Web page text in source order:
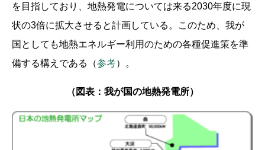
を目指しており、地熱発電については来る2030年度に現
状の3倍に拡大させると計画している。このため、我が
国としても地熱エネルギー利用のための各種促進策を準
備する構えである（参考）。
（図表：我が国の地熱発電所）